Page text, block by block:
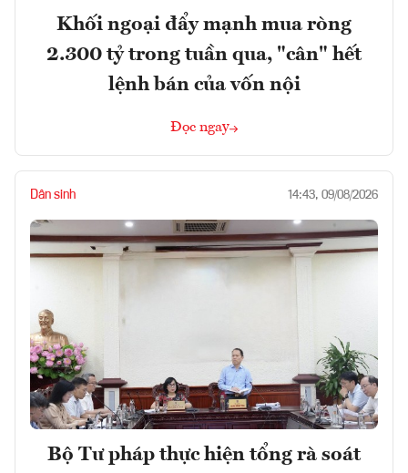
Khối ngoại đẩy mạnh mua ròng
2.300 tỷ trong tuần qua, "cân" hết
lệnh bán của vốn nội
Đọc ngay
Dân sinh 14:43, 09/08/2026
Bộ Tư pháp thực hiện tổng rà soát